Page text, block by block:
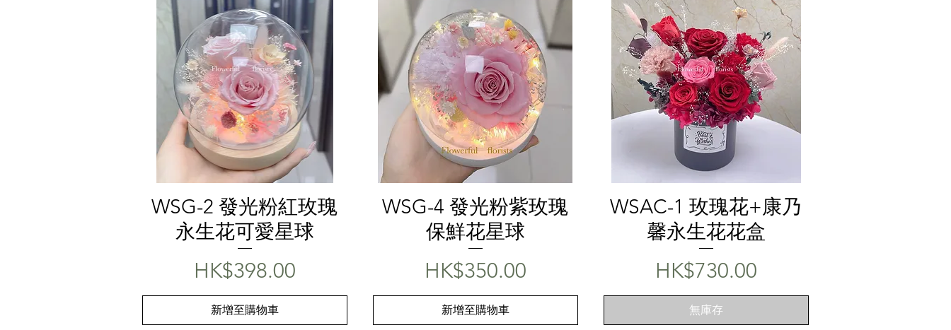
快速瀏覽
WSG-2 發光粉紅玫瑰
永生花可愛星球
價格
HK$398.00
新增至購物車
快速瀏覽
WSG-4 發光粉紫玫瑰
保鮮花星球
價格
HK$350.00
新增至購物車
快速瀏覽
WSAC-1 玫瑰花+康乃
馨永生花花盒
價格
HK$730.00
無庫存